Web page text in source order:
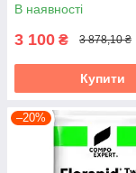
В наявності
3 100 ₴ 3 878,10 ₴
Купити
–20%